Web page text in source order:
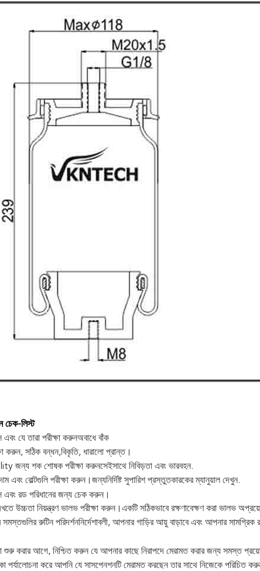
চেক-লিস্ট
যে তারা পরীক্ষা করুনঅবাধে বাঁক
করুন, সঠিক বন্ধন,বিকৃতি, ধারালো প্রান্ত।
জন্য শক শোষক পরীক্ষা করুনসেইসাথে নিবিড়তা এবং ভারবহন.
এবং বোল্টগুলি পরীক্ষা করুন।জন্যনির্দিষ্ট সুপারিশ প্রস্তুতকারকের ম্যানুয়াল দেখুন.
এবং রড পরিধানের জন্য চেক করুন।
উচ্চতা নিয়ন্ত্রণ ভালভ পরীক্ষা করুন। একটি সঠিকভাবে রক্ষণাবেক্ষণ করা ভালভ
রুটিন পরিদর্শননির্দেশাবলী, আপনার গাড়ির আয়ু বাড়াবে এবং আপনার সামগ্রিক
করার আগে, নিশ্চিত করুন যে আপনার কাছে নিরাপদে মেরামত করার জন্য সমস্ত
পর্যালোচনা করে আপনি যে সাসপেনশনটি মেরামত করছেন তার সাথে নিজেকে পরিচিত